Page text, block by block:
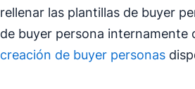
rellenar las plantillas de buyer
de buyer persona internamente
creación de buyer personas